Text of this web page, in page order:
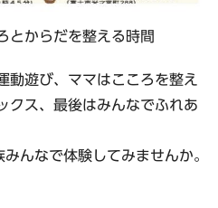
とからだを整える時間
動遊び、ママはこころを整え
クス、最後はみんなでふれあ
んなで体験してみませんか。